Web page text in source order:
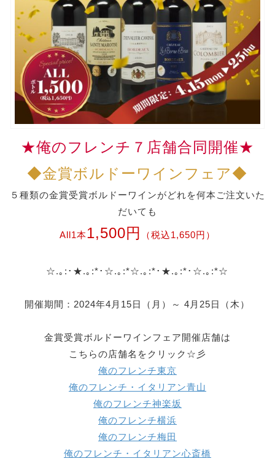
★俺のフレンチ７店舗合同開催★
◆金賞ボルド ー ワインフェア◆
５種類の金賞受賞ボルド ー ワインがどれを何本ご注文いた
だいても
All1本1,500円 （税込1,650円）
☆.｡:･★.｡:*･☆.｡:*☆.｡:*･★.｡:*･☆.｡:*☆
開催期間：2024年4月15日（月）～ 4月25日（木）
金賞受賞ボルド ー ワインフェア開催店舗は
こちらの店舗名をクリック☆彡
俺のフレンチ東京
俺のフレンチ・イタリアン青山
俺のフレンチ神楽坂
俺のフレンチ横浜
俺のフレンチ梅田
俺のフレンチ・イタリアン心斎橋